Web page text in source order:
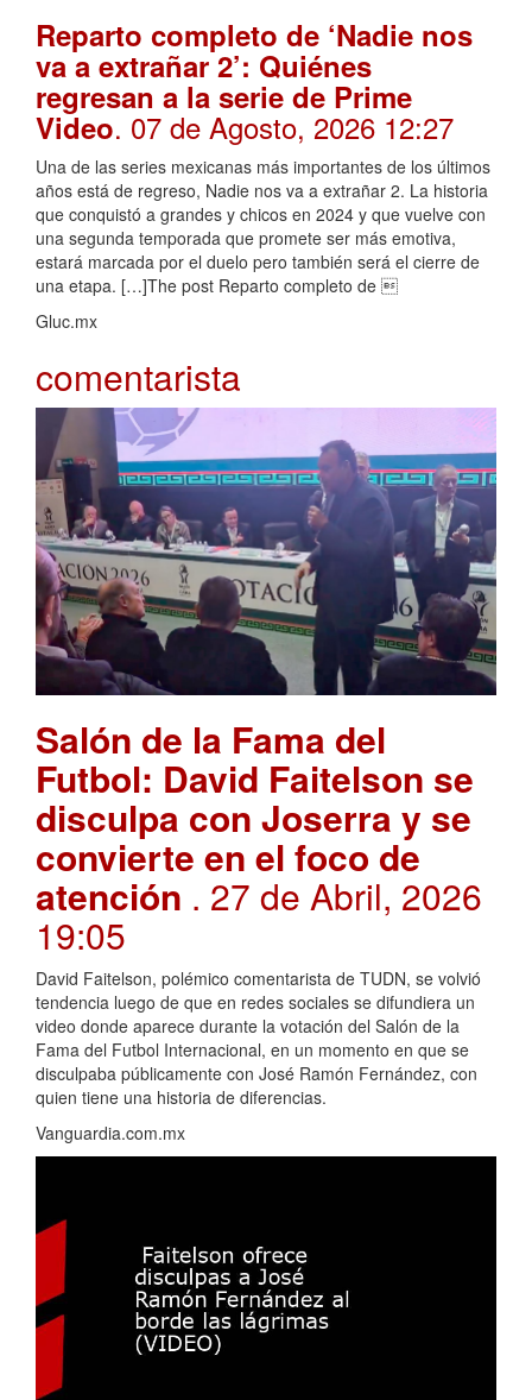
Reparto completo de ‘Nadie nos
va a extrañar 2’: Quiénes
regresan a la serie de Prime
Video. 07 de Agosto, 2026 12:27
Una de las series mexicanas más importantes de los últimos
años está de regreso, Nadie nos va a extrañar 2. La historia
que conquistó a grandes y chicos en 2024 y que vuelve con
una segunda temporada que promete ser más emotiva,
estará marcada por el duelo pero también será el cierre de
una etapa. […]The post Reparto completo de 
Gluc.mx
comentarista
Salón de la Fama del
Futbol: David Faitelson se
disculpa con Joserra y se
convierte en el foco de
atención . 27 de Abril, 2026
19:05
David Faitelson, polémico comentarista de TUDN, se volvió
tendencia luego de que en redes sociales se difundiera un
video donde aparece durante la votación del Salón de la
Fama del Futbol Internacional, en un momento en que se
disculpaba públicamente con José Ramón Fernández, con
quien tiene una historia de diferencias.
Vanguardia.com.mx